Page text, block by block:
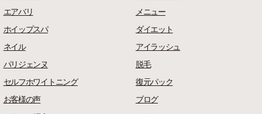
エアバリ
メニュー
ホイップスパ
ダイエット
ネイル
アイラッシュ
パリジェンヌ
脱毛
セルフホワイトニング
復元パック
お客様の声
ブログ